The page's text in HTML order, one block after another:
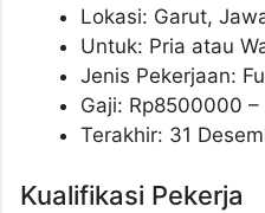
Lokasi: Garut,
Untuk: Pria atau
Jenis Pekerjaan:
Gaji: Rp8500000 –
Terakhir: 31
Kualifikasi Pekerja